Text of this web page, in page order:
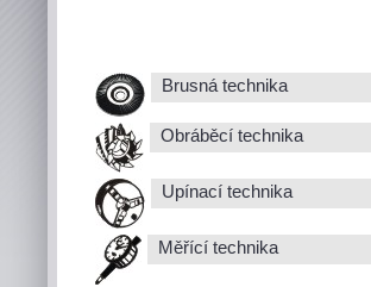
Brusná technika
Obráběcí technika
Upínací technika
Měřící technika